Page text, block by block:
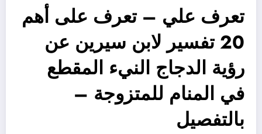
تعرف علي – تعرف على أهم
20 تفسير لابن سيرين عن
رؤية الدجاج النيء المقطع
في المنام للمتزوجة –
بالتفصيل